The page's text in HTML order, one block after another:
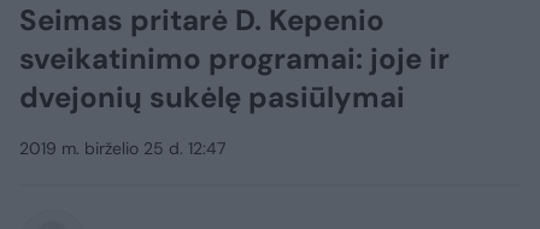
Seimas pritarė D. Kepenio
sveikatinimo programai: joje ir
dvejonių sukėlę pasiūlymai
2019 m. birželio 25 d. 12:47